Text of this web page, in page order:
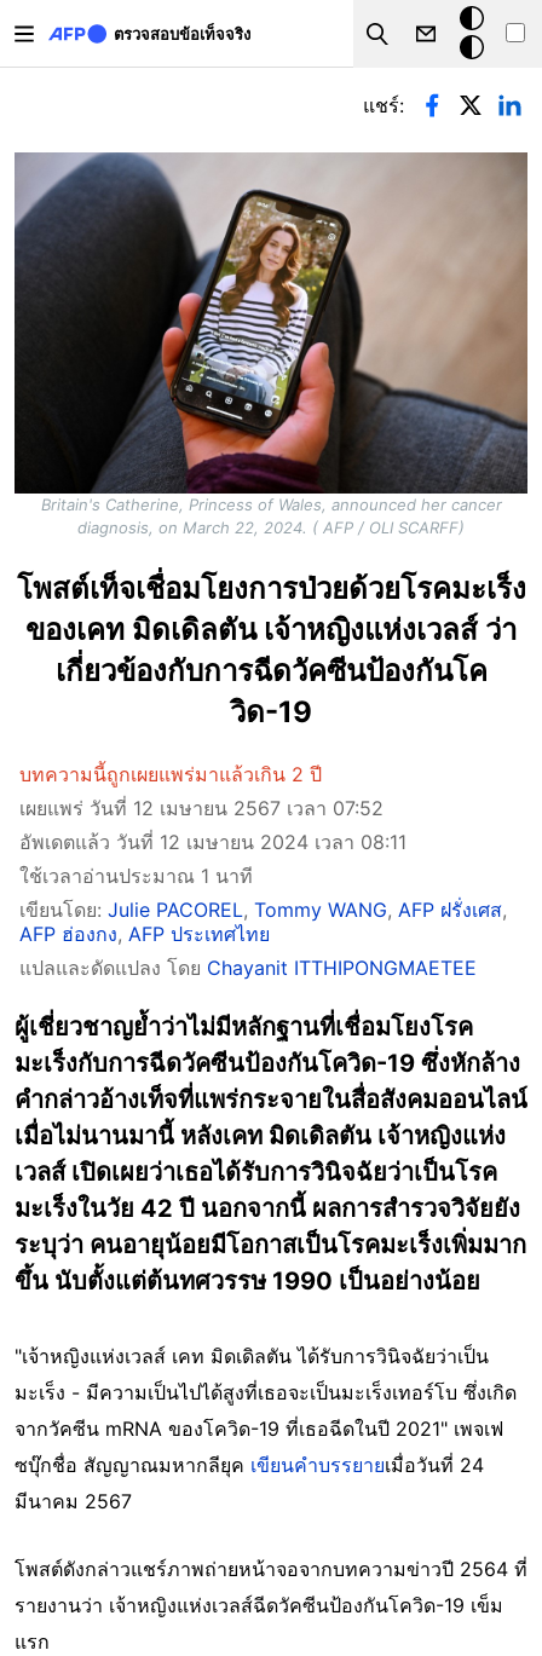
ตรวจสอบข้อเท็จจริง
Search
โหมด
มืด
Primary tabs
แชร์:
Britain's Catherine, Princess of Wales, announced her cancer
diagnosis, on March 22, 2024. ( AFP / OLI SCARFF)
โพสต์เท็จเชื่อมโยงการป่วยด้วยโรคมะเร็ง
ของเคท มิดเดิลตัน เจ้าหญิงแห่งเวลส์ ว่า
เกี่ยวข้องกับการฉีดวัคซีนป้องกันโค
วิด-19
บทความนี้ถูกเผยแพร่มาแล้วเกิน 2 ปี
เผยแพร่ วันที่ 12 เมษายน 2567 เวลา 07:52
อัพเดตแล้ว วันที่ 12 เมษายน 2024 เวลา 08:11
ใช้เวลาอ่านประมาณ 1 นาที
เขียนโดย: Julie PACOREL, Tommy WANG, AFP ฝรั่งเศส,
AFP ฮ่องกง, AFP ประเทศไทย
แปลและดัดแปลง โดย Chayanit ITTHIPONGMAETEE
ผู้เชี่ยวชาญย้ำว่าไม่มีหลักฐานที่เชื่อมโยงโรค
มะเร็งกับการฉีดวัคซีนป้องกันโควิด-19 ซึ่งหักล้าง
คำกล่าวอ้างเท็จที่แพร่กระจายในสื่อสังคมออนไลน์
เมื่อไม่นานมานี้ หลังเคท มิดเดิลตัน เจ้าหญิงแห่ง
เวลส์ เปิดเผยว่าเธอได้รับการวินิจฉัยว่าเป็นโรค
มะเร็งในวัย 42 ปี นอกจากนี้ ผลการสำรวจวิจัยยัง
ระบุว่า คนอายุน้อยมีโอกาสเป็นโรคมะเร็งเพิ่มมาก
ขึ้น นับตั้งแต่ต้นทศวรรษ 1990 เป็นอย่างน้อย
"เจ้าหญิงแห่งเวลส์ เคท มิดเดิลตัน ได้รับการวินิจฉัยว่าเป็น
มะเร็ง - มีความเป็นไปได้สูงที่เธอจะเป็นมะเร็งเทอร์โบ ซึ่งเกิด
จากวัคซีน mRNA ของโควิด-19 ที่เธอฉีดในปี 2021" เพจเฟ
ซบุ๊กชื่อ สัญญาณมหากลียุค เขียนคำบรรยายเมื่อวันที่ 24
มีนาคม 2567
โพสต์ดังกล่าวแชร์ภาพถ่ายหน้าจอจากบทความข่าวปี 2564 ที่
รายงานว่า เจ้าหญิงแห่งเวลส์ฉีดวัคซีนป้องกันโควิด-19 เข็ม
แรก